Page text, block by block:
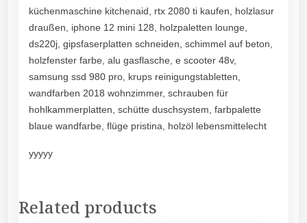
küchenmaschine kitchenaid, rtx 2080 ti kaufen, holzlasur
draußen, iphone 12 mini 128, holzpaletten lounge,
ds220j, gipsfaserplatten schneiden, schimmel auf beton,
holzfenster farbe, alu gasflasche, e scooter 48v,
samsung ssd 980 pro, krups reinigungstabletten,
wandfarben 2018 wohnzimmer, schrauben für
hohlkammerplatten, schütte duschsystem, farbpalette
blaue wandfarbe, flüge pristina, holzöl lebensmittelecht
yyyyy
Related products